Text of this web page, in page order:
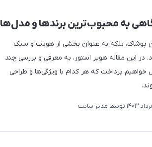
به محبوب‌ترین برندها و مدل‌ها
پوشاک، بلکه به عنوان بخشی از هویت و سبک
در این مقاله هویر استور، به معرفی و بررسی چند
پرداخت که هر کدام با ویژگی‌ها و طراحی
توسط مدیر سایت